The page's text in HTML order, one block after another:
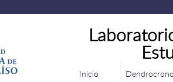
Inicio